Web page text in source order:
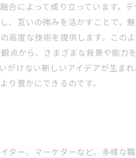
によって成り立っています。
互いの強みを活かすことで、
度な技術を提供します。この
点から、さまざまな背景や能力
けない新しいアイデアが生ま
豊かにできるのです。
ー、マーケターなど、多様な